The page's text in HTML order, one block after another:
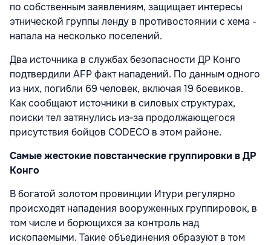
по собственным заявлениям, защищает интересы
этнической группы ленду в противостоянии с хема -
напала на несколько поселений.
Два источника в службах безопасности ДР Конго
подтвердили AFP факт нападений. По данным одного
из них, погибли 69 человек, включая 19 боевиков.
Как сообщают источники в силовых структурах,
поиски тел затянулись из‑за продолжающегося
присутствия бойцов CODECO в этом районе.
Самые жестокие повстанческие группировки в ДР
Конго
В богатой золотом провинции Итури регулярно
происходят нападения вооруженных группировок, в
том числе и борющихся за контроль над
ископаемыми. Такие объединения образуют в том